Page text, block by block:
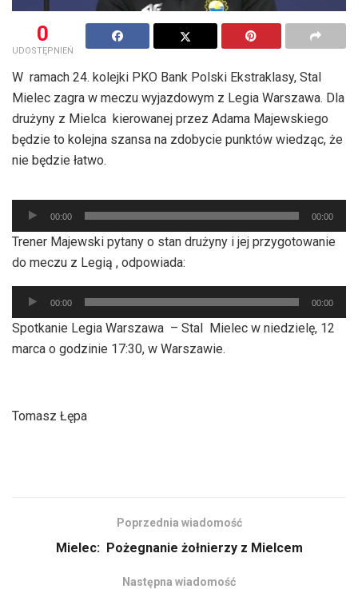
0
UDOSTĘPNIEŃ
W ramach 24. kolejki PKO Bank Polski Ekstraklasy, Stal
Mielec zagra w meczu wyjazdowym z Legia Warszawa. Dla
drużyny z Mielca kierowanej przez Adama Majewskiego
będzie to kolejna szansa na zdobycie punktów wiedząc, że
nie będzie łatwo.
Odtwarzacz
plików
dźwiękowych
00:00 00:00
Trener Majewski pytany o stan drużyny i jej przygotowanie
do meczu z Legią , odpowiada:
Odtwarzacz
plików
dźwiękowych
00:00 00:00
Spotkanie Legia Warszawa – Stal Mielec w niedzielę, 12
marca o godzinie 17:30, w Warszawie.
Tomasz Łępa
Poprzednia wiadomość
Mielec: Pożegnanie żołnierzy z Mielcem
Następna wiadomość